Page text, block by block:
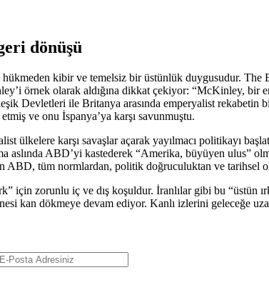
dönüşü
kibir ve temelsiz bir üstünlük duygusudur.
örnek olarak aldığına dikkat çekiyor: “McKinley,
Devletleri ile Britanya arasında emperyalist rekabetin
ve onu İspanya’ya karşı savunmuştu.
ülkelere karşı savaşlar açarak yayılmacı politikayı
aslında ABD’yi kastederek “Amerika, büyüyen ulus”
ABD, tüm normlardan, politik doğruculuktan ve tarihsel
için zorunlu iç ve dış koşuldur. İranlılar gibi bu
kan dökmeye devam ediyor. Kanlı izlerini geleceğe